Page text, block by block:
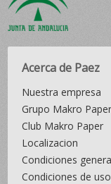
Acerca de Paez
Nuestra empresa
Grupo Makro Paper
Club Makro Paper
Localizacion
Condiciones
Condiciones de